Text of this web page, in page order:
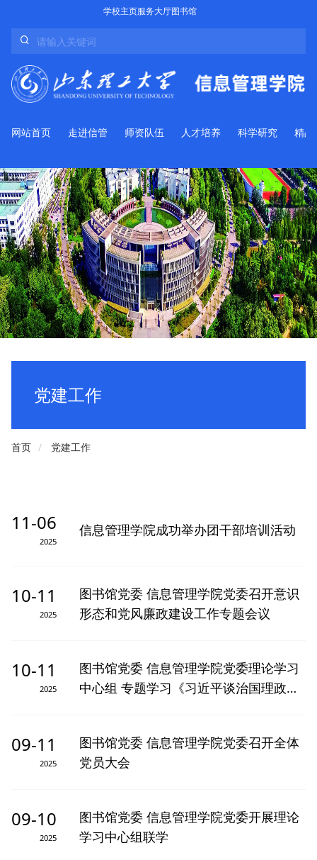
学校主页服务大厅图书馆
网站首页 走进信管 师资队伍 人才培养 科学研究 精品
党建工作
首页 党建工作
11-06
2025
信息管理学院成功举办团干部培训活动
10-11
2025
图书馆党委 信息管理学院党委召开意识
形态和党风廉政建设工作专题会议
10-11
2025
图书馆党委 信息管理学院党委理论学习
中心组 专题学习《习近平谈治国理政》
09-11
2025
图书馆党委 信息管理学院党委召开全体
党员大会
09-10
2025
图书馆党委 信息管理学院党委开展理论
学习中心组联学